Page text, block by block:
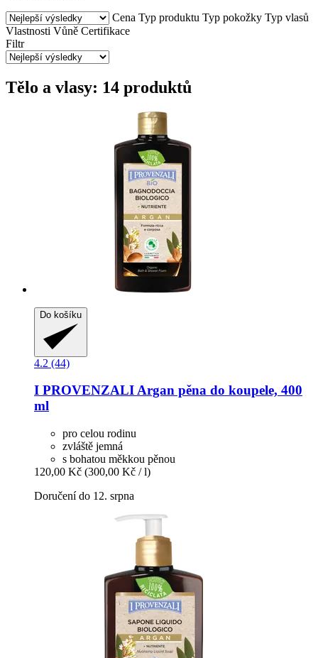
Cena Typ produktu Typ pokožky Typ vlasů
Vlastnosti Vůně Certifikace
Filtr
Tělo a vlasy: 14 produktů
Do košíku
4.2 (44)
I PROVENZALIArgan pěna do koupele, 400
ml
pro celou rodinu
zvláště jemná
s bohatou měkkou pěnou
120,00 Kč (300,00 Kč / l)
Doručení do 12. srpna